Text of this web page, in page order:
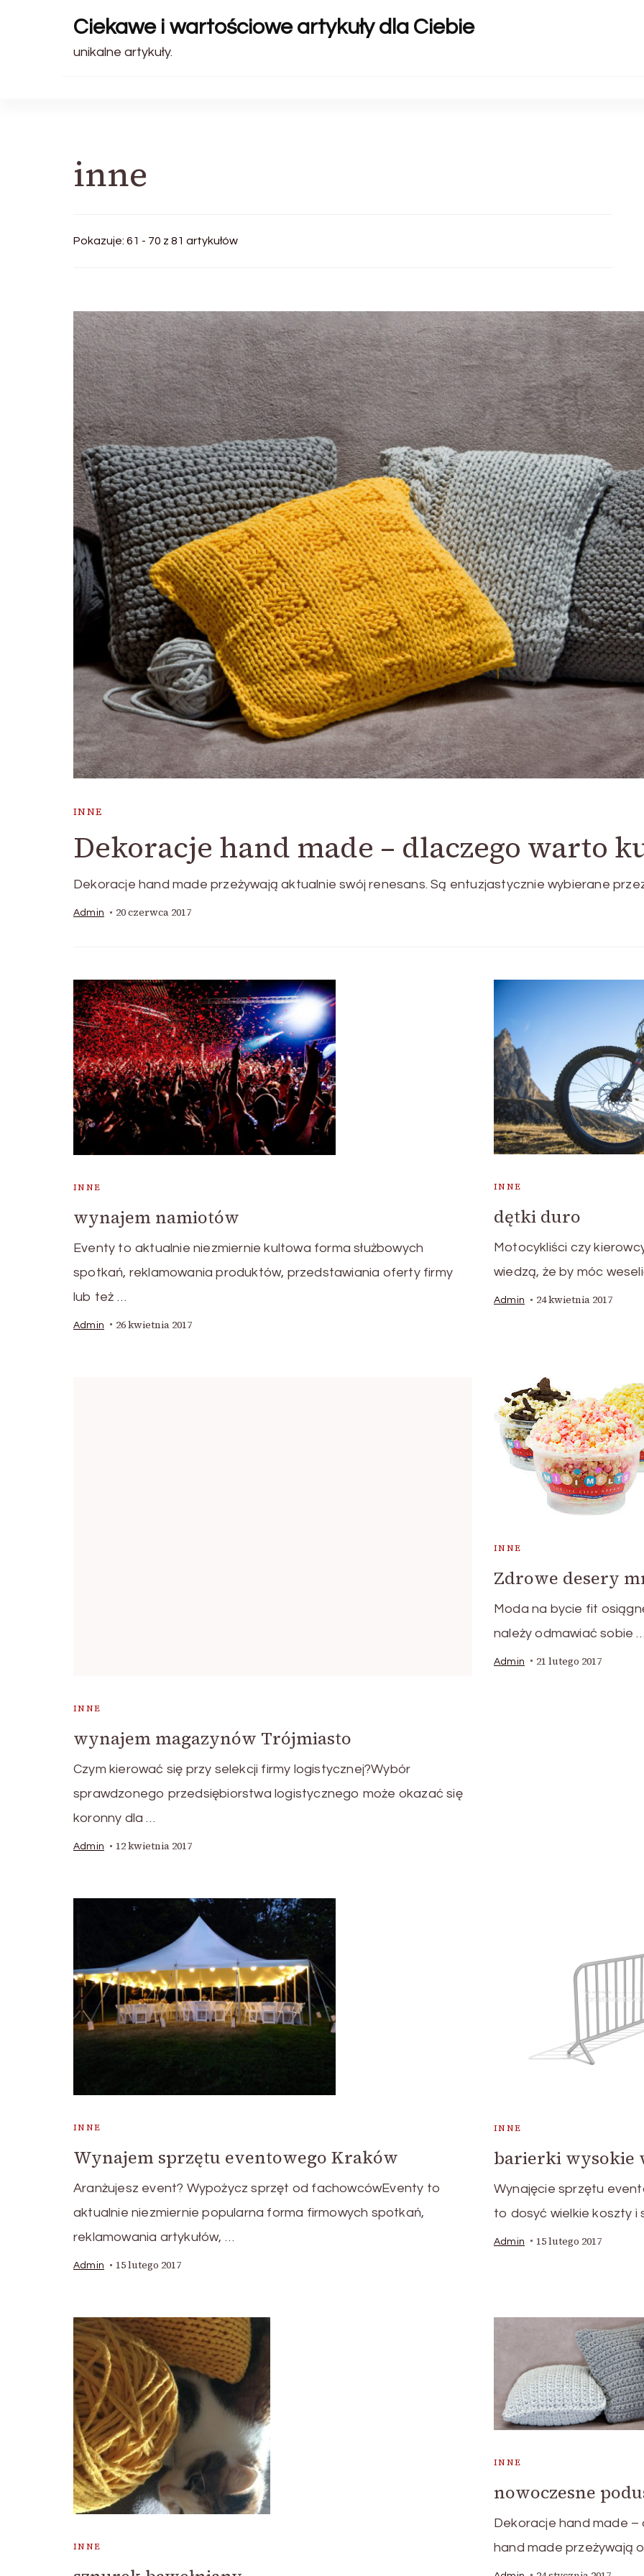
Ciekawe i wartościowe artykuły dla Ciebie
unikalne artykuły.
inne
Pokazuje: 61 - 70 z 81 artykułów
INNE
Dekoracje hand made – dlaczego warto
Dekoracje hand made przeżywają aktualnie swój renesans. Są entuzjastycznie wybierane
Admin 20 czerwca 2017
INNE
wynajem namiotów
Eventy to aktualnie niezmiernie kultowa forma służbowych
spotkań, reklamowania produktów, przedstawiania oferty firmy
lub też …
Admin 26 kwietnia 2017
INNE
dętki duro
Motocykliści czy
wiedzą, że by móc
Admin 24 kwietnia 2017
INNE
wynajem magazynów Trójmiasto
Czym kierować się przy selekcji firmy logistycznej?Wybór
sprawdzonego przedsiębiorstwa logistycznego może okazać się
koronny dla …
Admin 12 kwietnia 2017
INNE
Zdrowe desery
Moda na bycie fit
należy odmawiać sobie
Admin 21 lutego 2017
INNE
Wynajem sprzętu eventowego Kraków
Aranżujesz event? Wypożycz sprzęt od fachowcówEventy to
aktualnie niezmiernie popularna forma firmowych spotkań,
reklamowania artykułów, …
Admin 15 lutego 2017
INNE
barierki wysokie
Wynajęcie sprzętu
to dosyć wielkie koszty
Admin 15 lutego 2017
INNE
INNE
nowoczesne
Dekoracje hand made
hand made przeżywają